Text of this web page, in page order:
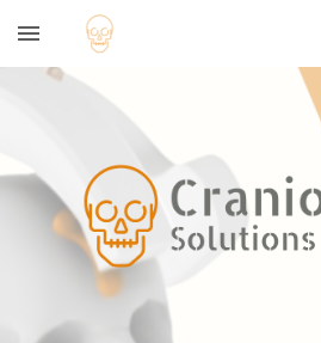
Skip to main content